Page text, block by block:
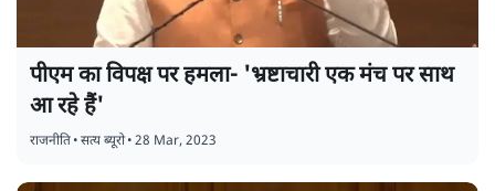
पीएम का विपक्ष पर हमला- 'भ्रष्टाचारी एक मंच पर साथ
आ रहे हैं'
राजनीति•सत्य ब्यूरो•28 Mar, 2023